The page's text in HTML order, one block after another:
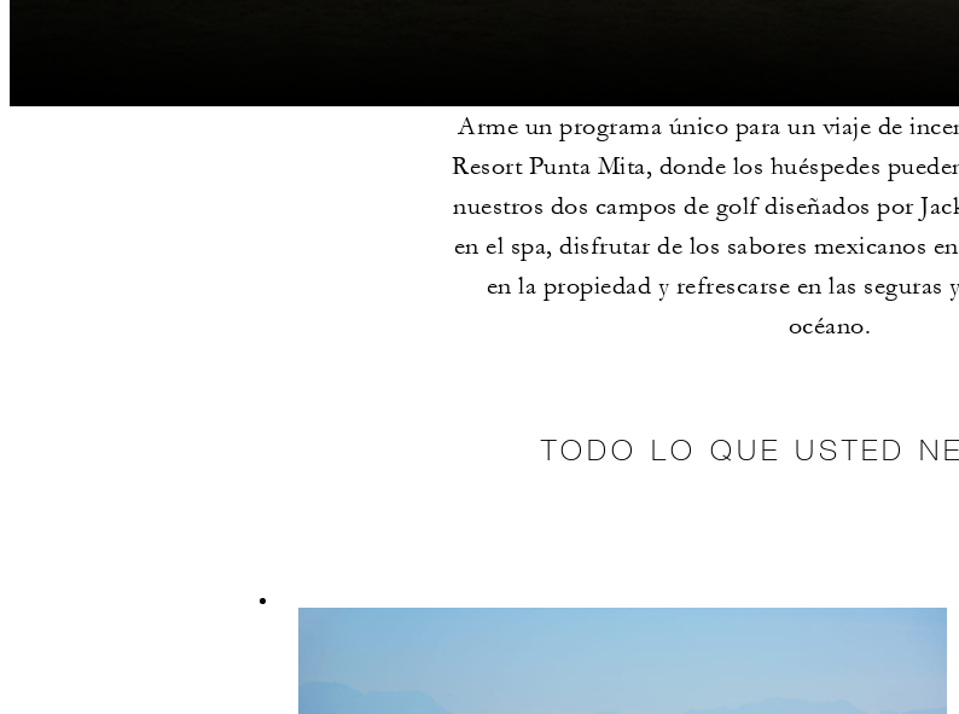
Arme un programa único para un viaje de
Resort Punta Mita, donde los huéspedes
nuestros dos campos de golf diseñados por
en el spa, disfrutar de los sabores mexicanos
en la propiedad y refrescarse en las seguras
océano.
TODO LO QUE USTED